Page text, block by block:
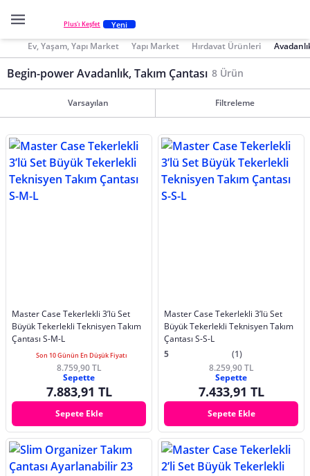
Plus'ı Keşfet Yeni
Ev, Yaşam, Yapı Market Yapı Market Hırdavat Ürünleri
Begin-power Avadanlık, Takım Çantası 8 Ürün
Varsayılan Filtreleme
Master Case Tekerlekli 3’lü Set
Büyük Tekerlekli Teknisyen Takım
Çantası S-M-L
Son 10 Günün En Düşük Fiyatı
8.759,90 TL
Sepette
7.883,91 TL
Sepete Ekle
Master Case Tekerlekli 3’lü Set
Büyük Tekerlekli Teknisyen Takım
Çantası S-S-L
5
(1)
8.259,90 TL
Sepette
7.433,91 TL
Sepete Ekle